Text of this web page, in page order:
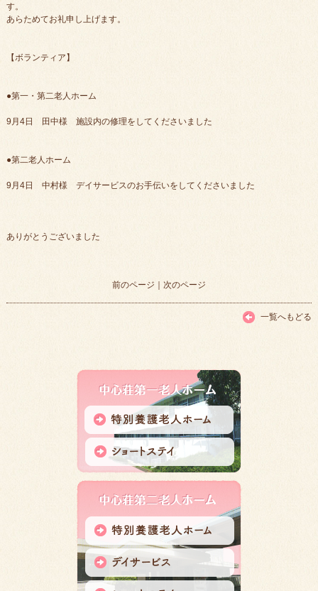
す。
あらためてお礼申し上げます。
【ボランティア】
●第一・第二老人ホーム
9月4日 田中様 施設内の修理をしてくださいました
●第二老人ホーム
9月4日 中村様 デイサービスのお手伝いをしてくださいました
ありがとうございました
前のページ ｜ 次のページ
一覧へもどる